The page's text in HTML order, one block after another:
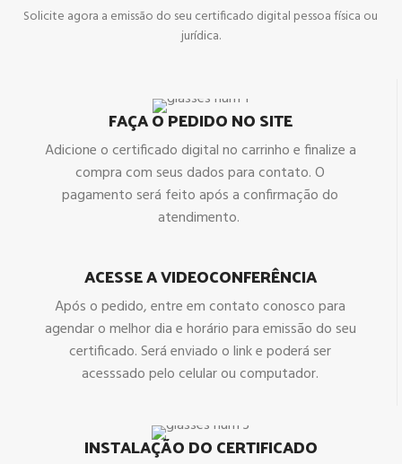
Solicite agora a emissão do seu certificado digital pessoa física ou
jurídica.
FAÇA O PEDIDO NO SITE
Adicione o certificado digital no carrinho e finalize a
compra com seus dados para contato. O
pagamento será feito após a confirmação do
atendimento.
ACESSE A VIDEOCONFERÊNCIA
Após o pedido, entre em contato conosco para
agendar o melhor dia e horário para emissão do seu
certificado. Será enviado o link e poderá ser
acesssado pelo celular ou computador.
INSTALAÇÃO DO CERTIFICADO